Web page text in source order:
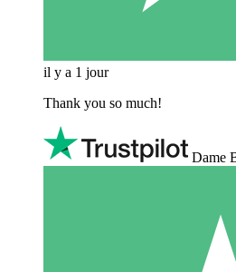
il y a 1 jour
Thank you so much!
Dame